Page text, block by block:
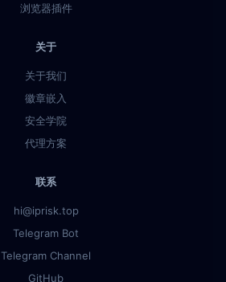
浏览器插件
关于
关于我们
徽章嵌入
安全学院
代理方案
联系
hi@iprisk.top
Telegram Bot
Telegram Channel
GitHub